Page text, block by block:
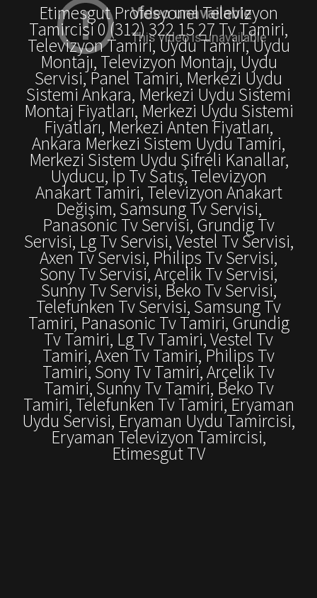
Etimesgut Profesyonel Televizyon
Tamircisi 0 (312) 322 15 27 Tv Tamiri,
Televizyon Tamiri, Uydu Tamiri, Uydu
Montajı, Televizyon Montajı, Uydu
Servisi, Panel Tamiri, Merkezi Uydu
Sistemi Ankara, Merkezi Uydu Sistemi
Montaj Fiyatları, Merkezi Uydu Sistemi
Fiyatları, Merkezi Anten Fiyatları,
Ankara Merkezi Sistem Uydu Tamiri,
Merkezi Sistem Uydu Şifreli Kanallar,
Uyducu, İp Tv Satış, Televizyon
Anakart Tamiri, Televizyon Anakart
Değişim, Samsung Tv Servisi,
Panasonic Tv Servisi, Grundig Tv
Servisi, Lg Tv Servisi, Vestel Tv Servisi,
Axen Tv Servisi, Philips Tv Servisi,
Sony Tv Servisi, Arçelik Tv Servisi,
Sunny Tv Servisi, Beko Tv Servisi,
Telefunken Tv Servisi, Samsung Tv
Tamiri, Panasonic Tv Tamiri, Grundig
Tv Tamiri, Lg Tv Tamiri, Vestel Tv
Tamiri, Axen Tv Tamiri, Philips Tv
Tamiri, Sony Tv Tamiri, Arçelik Tv
Tamiri, Sunny Tv Tamiri, Beko Tv
Tamiri, Telefunken Tv Tamiri, Eryaman
Uydu Servisi, Eryaman Uydu Tamircisi,
Eryaman Televizyon Tamircisi,
Etimesgut TV